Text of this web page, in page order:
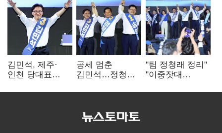
김민석, 제주·
인천 당대표
공세 멈춘
김민석…정청래
수습"
"팀 정청래 정리"
"이중잣대
최고위원 계파